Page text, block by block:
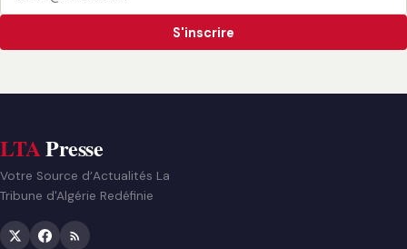
S'inscrire
LTAPresse
Votre Source d’Actualités La
Tribune d'Algérie Redéfinie